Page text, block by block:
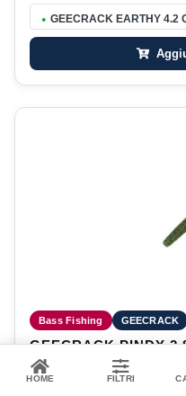
● GEECRACK EARTHY 4.2
Bass Fishing GEECRACK
GEECRACK PINDY
SEED
29296 4571473547294
HOME FILTRI